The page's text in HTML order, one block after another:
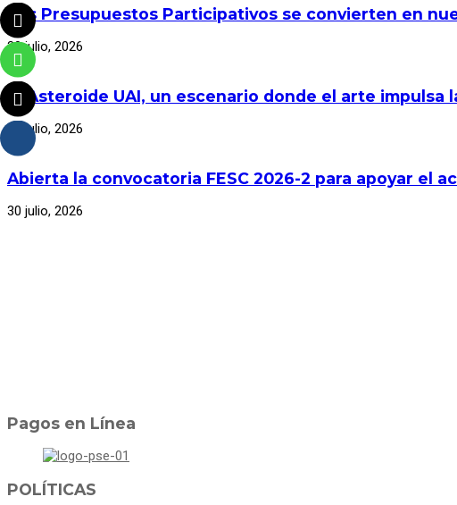
Los Presupuestos Participativos se convierten en
30 julio, 2026
El Asteroide UAI, un escenario donde el arte impulsa
30 julio, 2026
Abierta la convocatoria FESC 2026-2 para apoyar el
30 julio, 2026
Pagos en Línea
POLÍTICAS